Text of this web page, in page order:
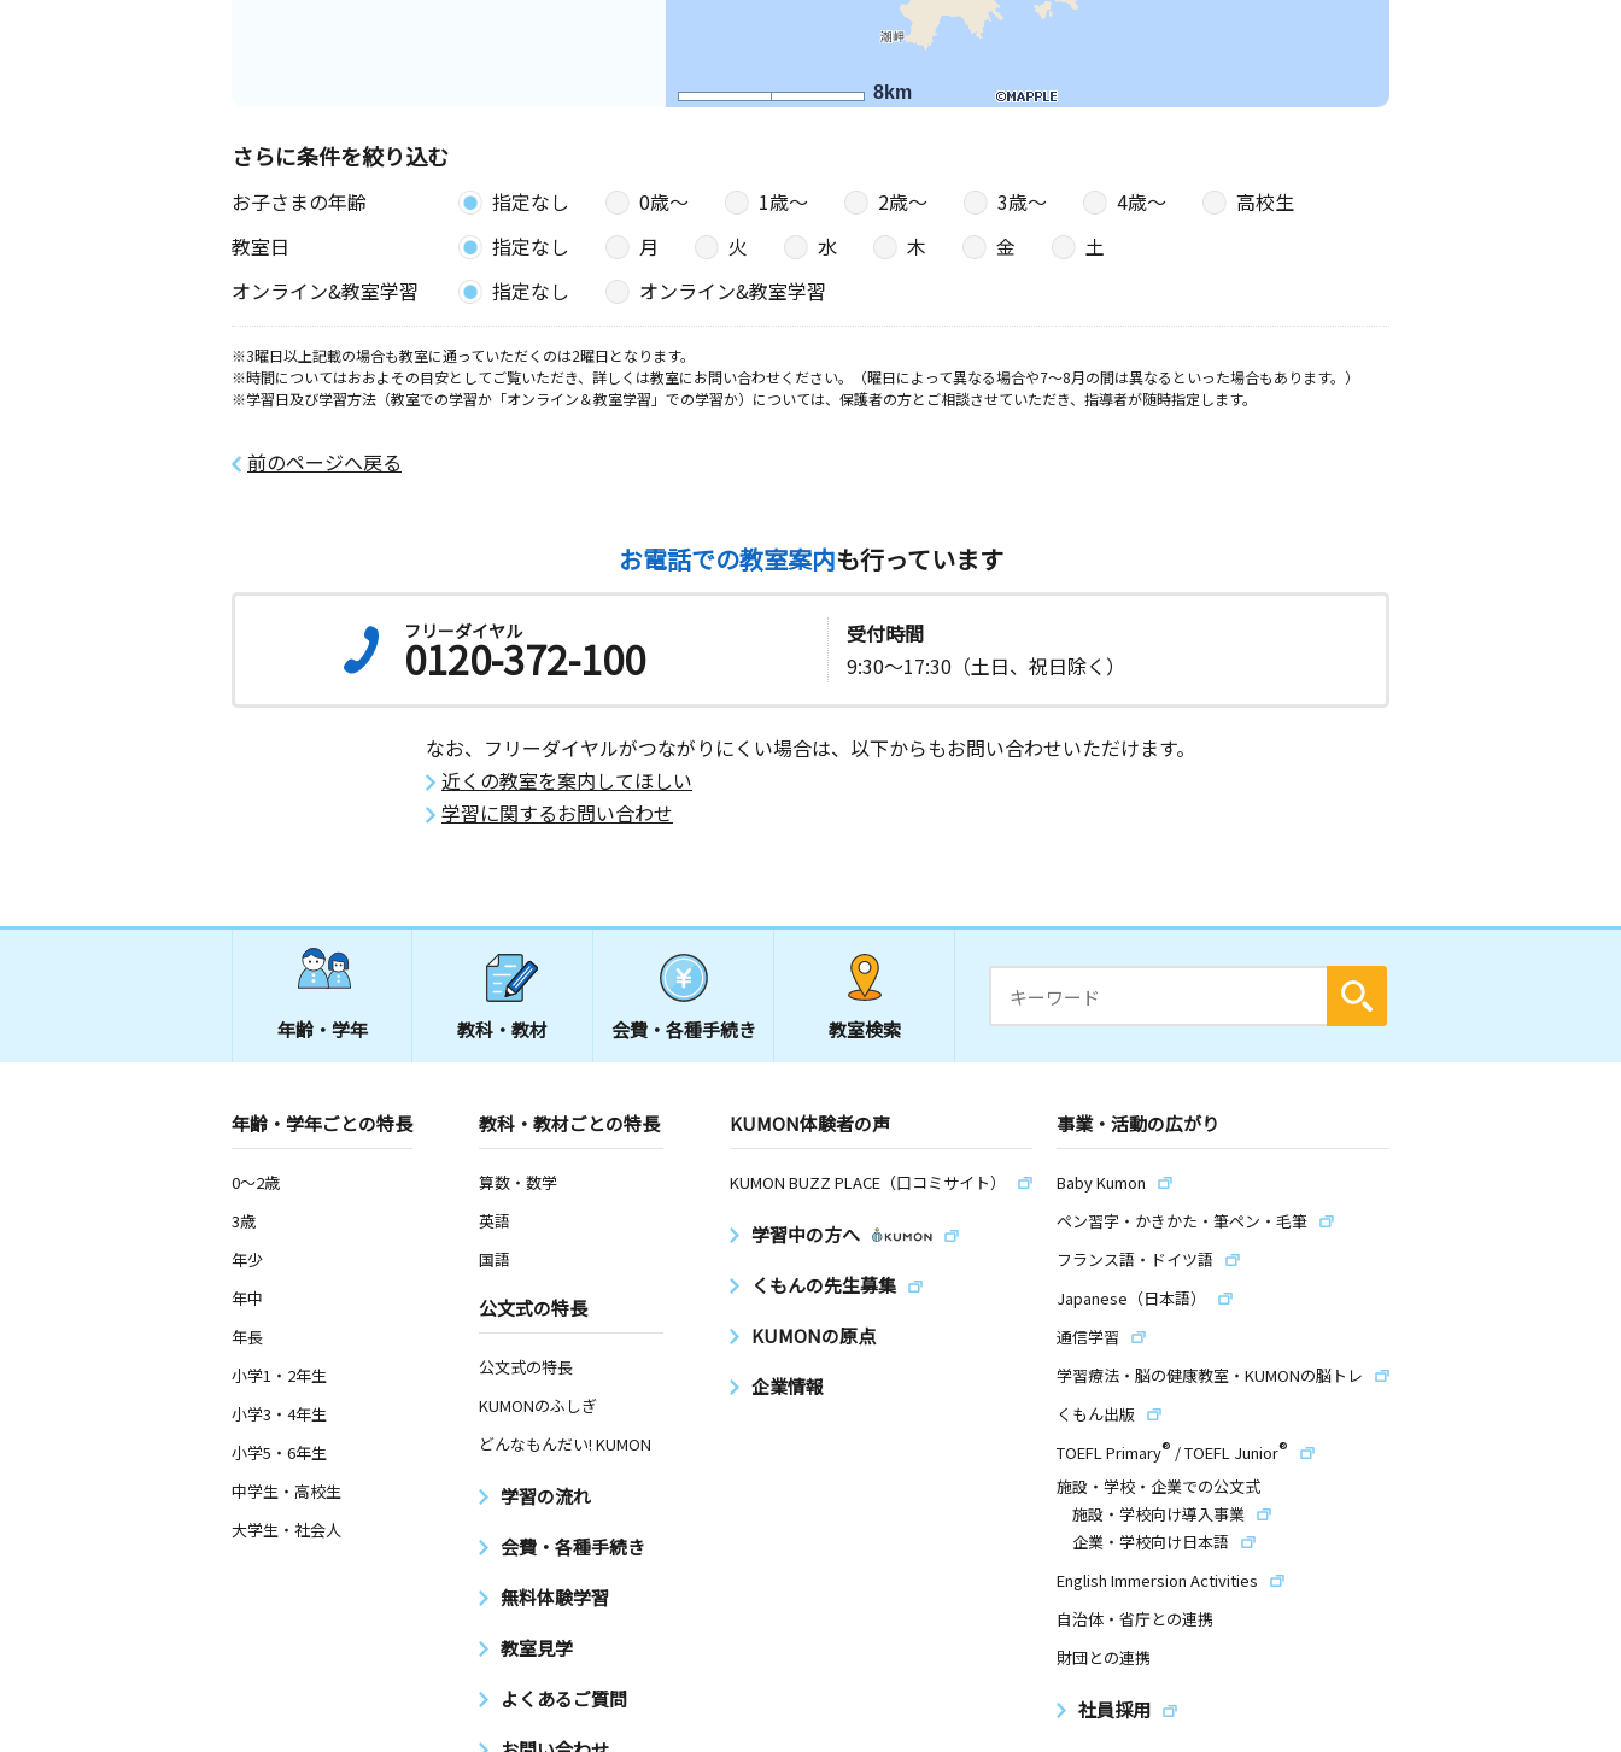
8km
さらに条件を絞り込む
お子さまの年齢 指定なし 0歳〜 1歳〜 2歳〜 3歳〜 4歳〜
高校生
教室日
指定なし 月 火 水 木 金
土
オンライン&教室学習
指定なし オンライン&教室学習
※3曜日以上記載の場合も教室に通っていただくのは2曜日となります。
※時間についてはおおよその目安としてご覧いただき、詳しくは教室にお問い合わせください。（曜日によって異なる場合や7～8月の間は異なるといった場合もあります。）
※学習日及び学習方法（教室での学習か「オンライン＆教室学習」での学習か）については、保護者の方とご相談させていただき、指導者が随時指定します。
前のページへ戻る
お電話での教室案内も行っています
フリーダイヤル
0120-372-100
受付時間
9:30～17:30（土日、祝日除く）
なお、フリーダイヤルがつながりにくい場合は、以下からもお問い合わせいただけます。
近くの教室を案内してほしい
学習に関するお問い合わせ
年齢・学年 教科・教材 会費・ 各種手続き 教室検索
年齢・学年ごとの特長
0～2歳
3歳
年少
年中
年長
小学1・2年生
小学3・4年生
小学5・6年生
中学生・高校生
大学生・社会人
教科・教材ごとの特長
算数・数学
英語
国語
公文式の特長
公文式の特長
KUMONのふしぎ
どんなもんだい! KUMON
学習の流れ
会費・各種手続き
無料体験学習
教室見学
よくあるご質問
KUMON体験者の声
KUMON BUZZ PLACE（口コミサイト）
学習中の方へ
くもんの先生募集
KUMONの原点
企業情報
事業・活動の広がり
Baby Kumon
ペン習字・かきかた・筆ペン・毛筆
フランス語・ドイツ語
Japanese（日本語）
通信学習
学習療法・脳の健康教室・KUMONの脳トレ
くもん出版
TOEFL Primary® /TOEFL Junior®
施設・学校・企業での公文式
施設・学校向け導入事業
企業・学校向け日本語
English Immersion Activities
自治体・省庁との連携
財団との連携
社員採用